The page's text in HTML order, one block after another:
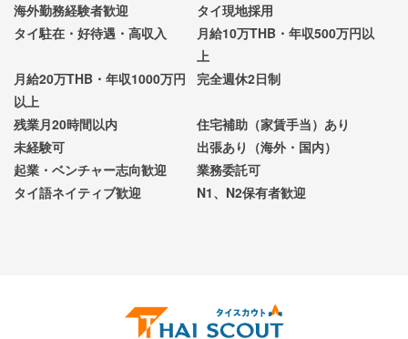
海外勤務経験者歓迎
タイ現地採用
タイ駐在・好待遇・高収入
月給10万THB・年収500万円以
上
月給20万THB・年収1000万円
以上
完全週休2日制
残業月20時間以内
住宅補助（家賃手当）あり
未経験可
出張あり（海外・国内）
起業・ベンチャー志向歓迎
業務委託可
タイ語ネイティブ歓迎
N1、N2保有者歓迎